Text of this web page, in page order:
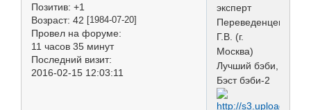
Позитив: +1
Возраст: 42 [1984-07-20]
Провел на форуме:
11 часов 35 минут
Последний визит:
2016-02-15 12:03:11
эксперт
Переведенцева
Г.В. (г.
Москва)
Лучший бэби,
Бэст бэби-2